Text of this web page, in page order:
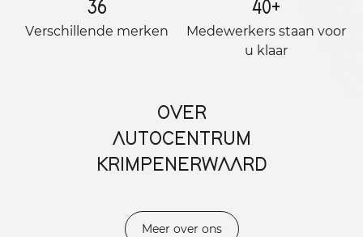
36
Verschillende merken
40+
Medewerkers staan ​​voor
u klaar
OVER
AUTOCENTRUM
KRIMPENERWAARD
Meer over ons